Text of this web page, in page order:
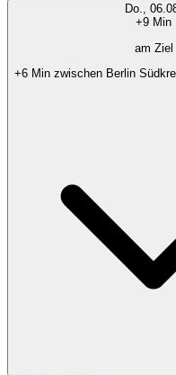
Do.,
+9 Min
am Ziel
+6 Min zwischen Berlin